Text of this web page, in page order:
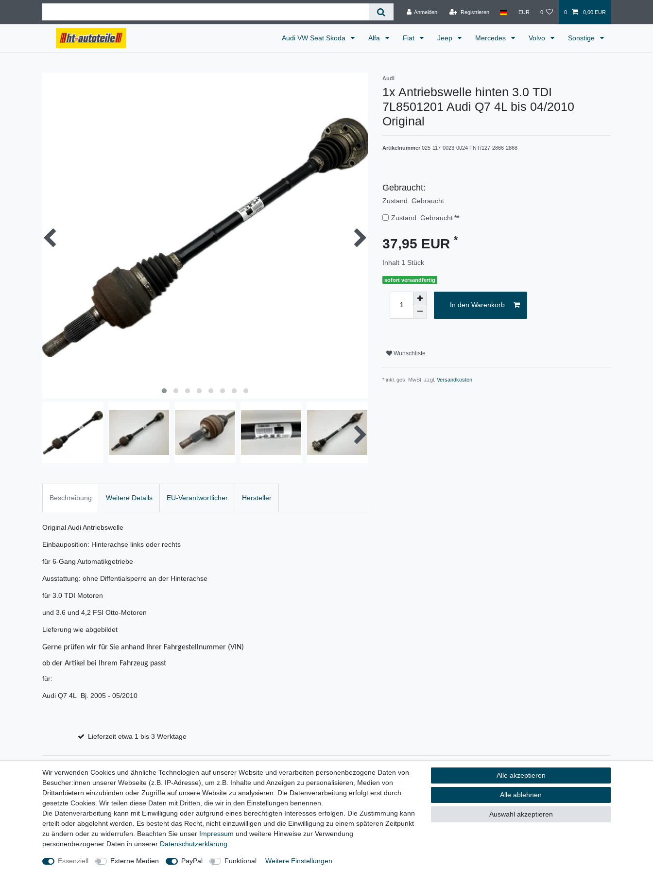
Anmelden Registrieren EUR 0 0 0,00 EUR
Audi VW Seat Skoda Alfa Fiat Jeep Mercedes Volvo Sonstige
Audi
1x Antriebswelle hinten 3.0 TDI
7L8501201 Audi Q7 4L bis 04/2010
Original
Artikelnummer 025-117-0023-0024 FNT/127-2866-2868
Gebraucht:
Zustand: Gebraucht
Zustand: Gebraucht **
37,95 EUR *
Inhalt 1 Stück
sofort versandfertig
In den Warenkorb
Wunschliste
* inkl. ges. MwSt. zzgl. Versandkosten
Beschreibung Weitere Details EU-Verantwortlicher Hersteller
Original Audi Antriebswelle
Einbauposition: Hinterachse links oder rechts
für 6-Gang Automatikgetriebe
Ausstattung: ohne Diffentialsperre an der Hinterachse
für 3.0 TDI Motoren
und 3.6 und 4,2 FSI Otto-Motoren
Lieferung wie abgebildet
Gerne prüfen wir für Sie anhand Ihrer Fahrgestellnummer (VIN)
ob der Artikel bei Ihrem Fahrzeug passt
für:
Audi Q7 4L Bj. 2005 - 05/2010
Lieferzeit etwa 1 bis 3 Werktage
Wir verwenden Cookies und ähnliche Technologien auf unserer Website und verarbeiten personenbezogene Daten von
Besucher:innen unserer Webseite (z.B. IP-Adresse), um z.B. Inhalte und Anzeigen zu personalisieren, Medien von
Drittanbietern einzubinden oder Zugriffe auf unsere Website zu analysieren. Die Datenverarbeitung erfolgt erst durch
gesetzte Cookies. Wir teilen diese Daten mit Dritten, die wir in den Einstellungen benennen.
Die Datenverarbeitung kann mit Einwilligung oder aufgrund eines berechtigten Interesses erfolgen. Die Zustimmung kann
erteilt oder abgelehnt werden. Es besteht das Recht, nicht einzuwilligen und die Einwilligung zu einem späteren Zeitpunkt
zu ändern oder zu widerrufen. Beachten Sie unser Impressum und weitere Hinweise zur Verwendung
personenbezogener Daten in unserer Daten­schutz­erklärung
Essenziell Externe Medien PayPal Funktional Weitere Einstellungen
Alle akzeptieren
Alle ablehnen
Auswahl akzeptieren
Impressum Widerrufs­recht
© Copyright 2026 | Alle Rechte vorbehalten.